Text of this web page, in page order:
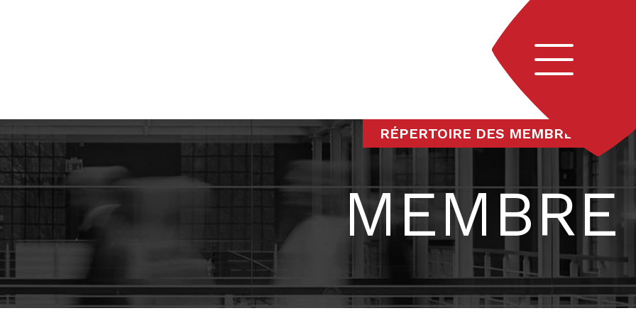
RÉPERTOIRE DES MEMBRES
MEMBRE